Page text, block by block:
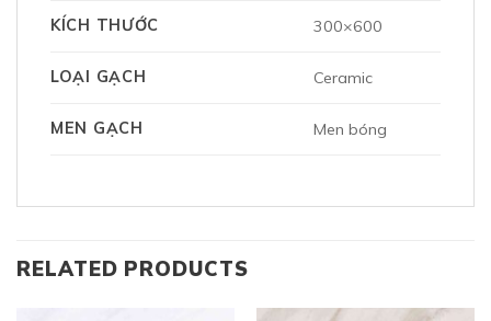
KÍCH THƯỚC 300×600
LOẠI GẠCH Ceramic
MEN GẠCH Men bóng
RELATED PRODUCTS